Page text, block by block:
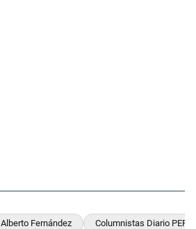
Alberto Fernández Columnistas Diario